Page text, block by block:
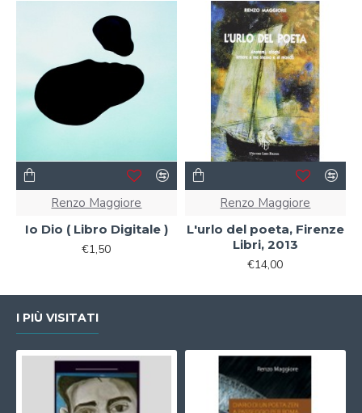
Renzo Maggiore
Io Dio ( Libro Digitale )
€1,50
Renzo Maggiore
L'urlo del poeta, Firenze
Libri, 2013
€14,00
I PIÙ VISITATI